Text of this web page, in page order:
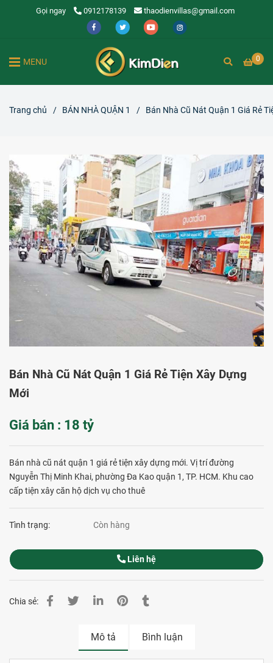
Gọi ngay 0912178139 thaodienvillas@gmail.com
0
MENU
Trang chủ / BÁN NHÀ QUẬN 1 / Bán Nhà Cũ Nát Quận 1 Giá Rẻ
Bán Nhà Cũ Nát Quận 1 Giá Rẻ Tiện Xây Dựng
Mới
Giá bán : 18 tỷ
Bán nhà cũ nát quận 1 giá rẻ tiện xây dựng mới. Vị trí đường
Nguyễn Thị Minh Khai, phường Đa Kao quận 1, TP. HCM. Khu cao
cấp tiện xây căn hộ dịch vụ cho thuê
Tình trạng: Còn hàng
Liên hệ
Chia sẻ:
Mô tả Bình luận